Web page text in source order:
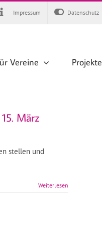
Impressum Datenschutz
Vereine Projekte
März
stellen und
Weiterlesen